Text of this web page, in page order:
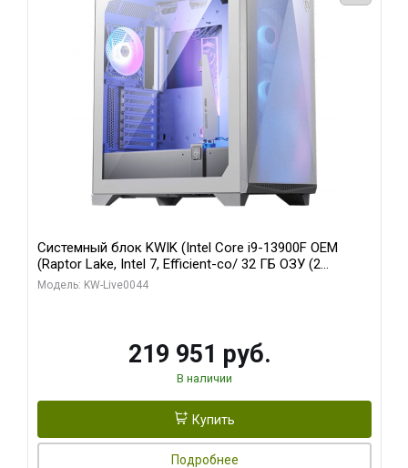
Системный блок KWIK (Intel Core i9-13900F OEM
(Raptor Lake, Intel 7, Efficient-co/ 32 ГБ ОЗУ (2
модуля)/ Gigabyte RTX5070Ti AERO OC 16GB GDDR7
Модель: KW-Live0044
219 951 руб.
В наличии
Купить
Подробнее